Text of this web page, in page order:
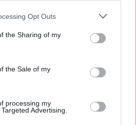
app uses one or more Google
usage behaviour. You may click to
Google and its third-party tags to
specified purposes in below Google
Opt Outs
the Sharing of my
the Sale of my
processing my
Advertising.
mit gondolok róla.
bárki is ezért. Az
Gelleréknél a korábbi
miatt, a szkeptikusoknál